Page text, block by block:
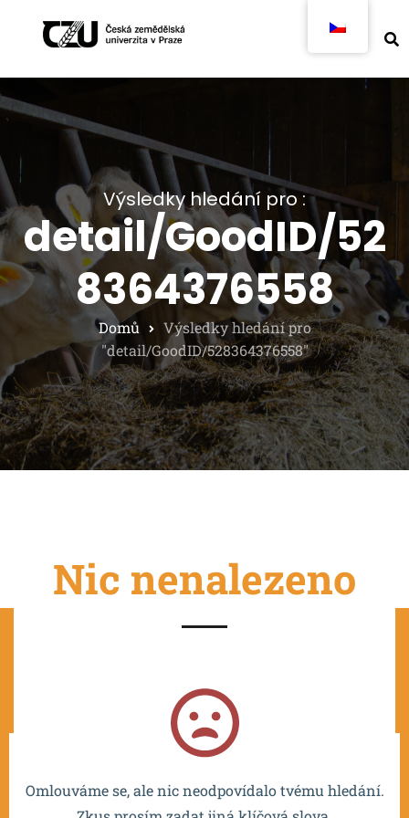
Výsledky hledání pro :
detail/GoodID/52
8364376558
Domů
Výsledky hledání pro
"detail/GoodID/528364376558"
Nic nenalezeno
Omlouváme se, ale nic neodpovídalo tvému hledání.